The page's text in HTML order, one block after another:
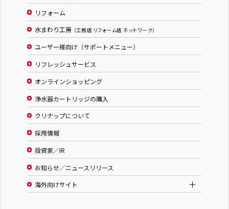
リフォーム
水まわり工房 （工務店 リフォーム店 ネットワーク）
ユーザー様向け（サポートメニュー）
リフレッシュサービス
オンラインショッピング
浄水器カートリッジの購入
クリナップについて
採用情報
投資家／IR
お知らせ／ニュースリリース
海外向けサイト